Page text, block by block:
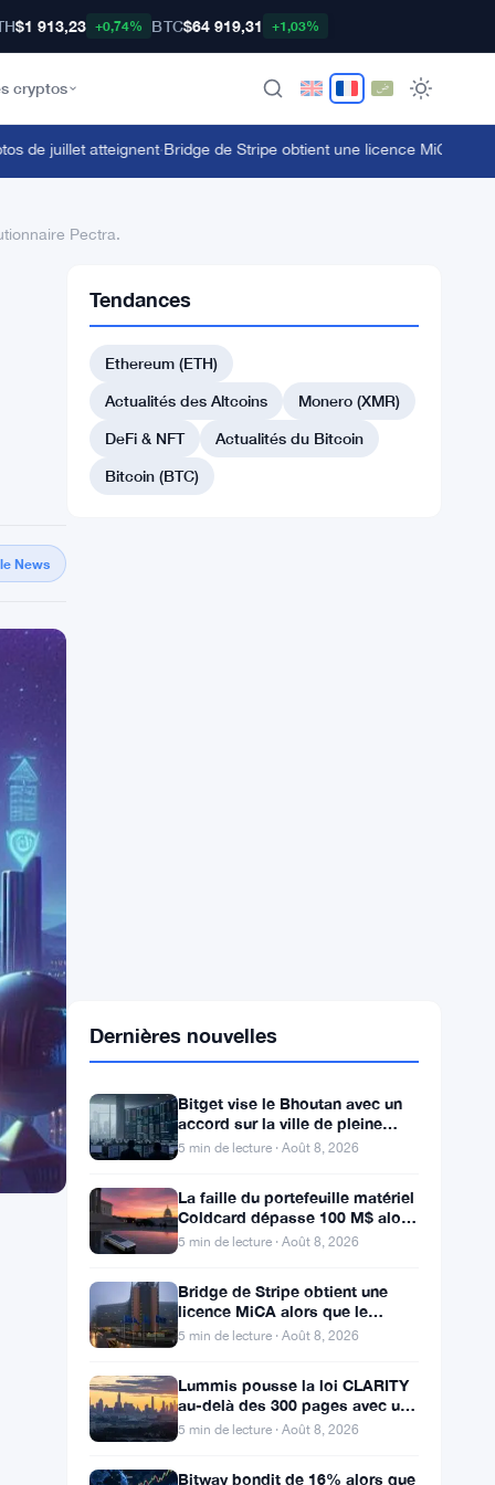
$1 913,23 +0,74% BTC$64 919,31 +1,03%
cryptos
juillet atteignent·Bridge de Stripe obtient une licence MiCA alors
Pectra.
News
Tendances
Ethereum (ETH)
Actualités des Altcoins
Monero (XMR)
DeFi & NFT
Actualités du Bitcoin
Bitcoin (BTC)
Bitget vise le Bhoutan avec un
conscience de Gelephu
5 min de lecture · Août 8, 2026
La faille du portefeuille matériel
que les pertes cryptos de juillet
5 min de lecture · Août 8, 2026